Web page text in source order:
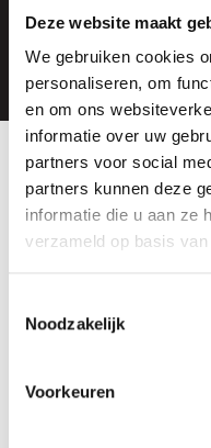
Deze website maakt
We gebruiken cookies
personaliseren, om
en om ons
informatie over uw
partners voor social
partners kunnen deze
informatie die u aan ze
verzameld op basis
Noodzakelijk
Voorkeuren
NEEM GERUST
Telefoon:0314 - 375
Fitste Bedrijf van